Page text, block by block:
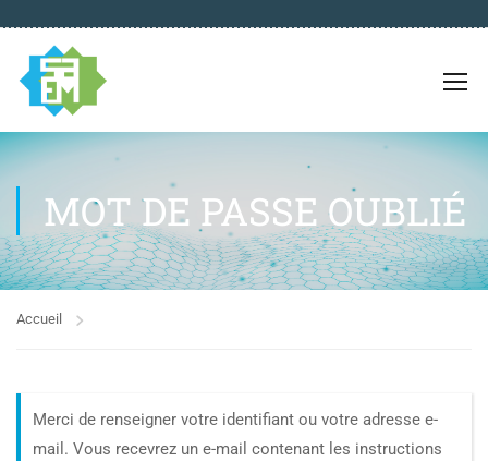
MOT DE PASSE OUBLIÉ
Accueil
Merci de renseigner votre identifiant ou votre adresse e-
mail. Vous recevrez un e-mail contenant les instructions